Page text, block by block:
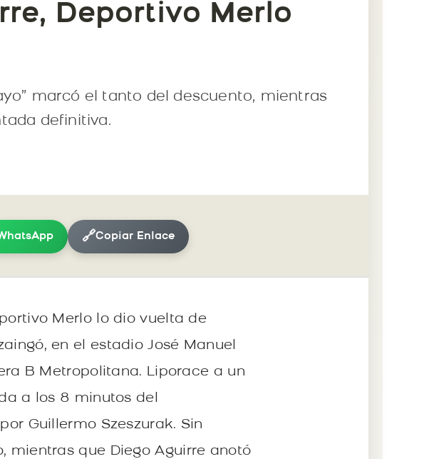
Deportivo Merlo
marcó el tanto del descuento, mientras
definitiva.
🔗Copiar Enlace
Merlo lo dio vuelta de
en el estadio José Manuel
B Metropolitana. Liporace a un
a los 8 minutos del
Guillermo Szeszurak. Sin
mientras que Diego Aguirre anotó